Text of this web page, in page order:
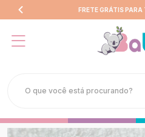
FRETE GRÁTIS PARA